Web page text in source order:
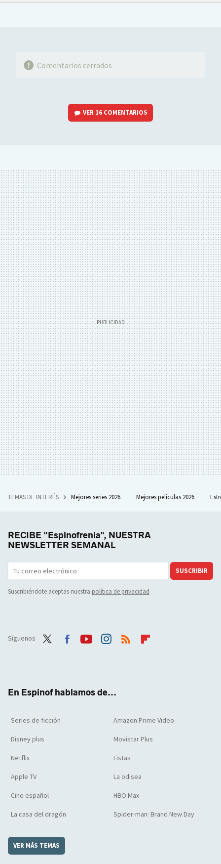
FACEBOOKTWITTERFLIPBOARD
E-
WHATSAPP
Comentarios cerrados
VER 16 COMENTARIOS
TEMAS DE INTERÉS Mejores series 2026 Mejores películas 2026
RECIBE "Espinofrenia", NUESTRA
NEWSLETTER SEMANAL
SUSCRIBIR
Suscribiéndote aceptas nuestra política de privacidad
Síguenos
En Espinof hablamos de...
Series de ficción Amazon Prime Video
Disney plus Movistar Plus
Netflix Listas
Apple TV La odisea
Cine español HBO Max
La casa del dragón Spider-man: Brand New Day
VER MÁS TEMAS